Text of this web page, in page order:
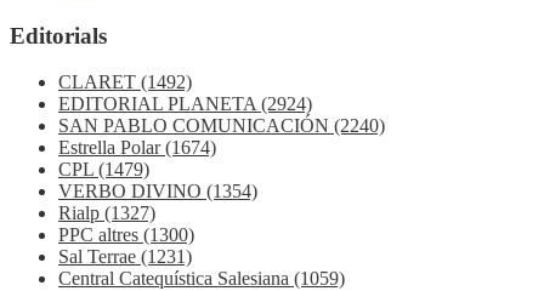
Editorials
CLARET (1492)
EDITORIAL PLANETA(2924)
SAN PABLO COMUNICACIÓN (2240)
Estrella Polar(1674)
CPL (1479)
VERBO DIVINO (1354)
Rialp (1327)
PPC altres (1300)
Sal Terrae (1231)
Central Catequística Salesiana (1059)